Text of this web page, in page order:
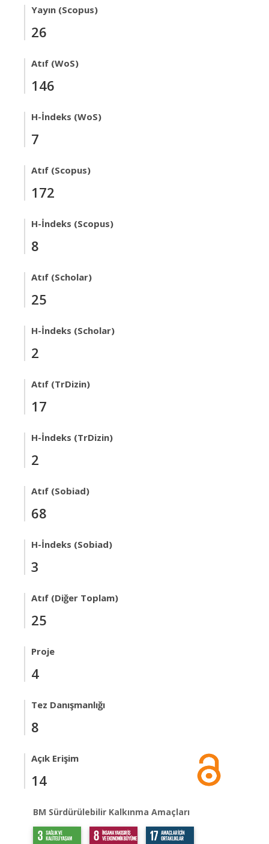
Yayın (Scopus)
26
Atıf (WoS)
146
H-İndeks (WoS)
7
Atıf (Scopus)
172
H-İndeks (Scopus)
8
Atıf (Scholar)
25
H-İndeks (Scholar)
2
Atıf (TrDizin)
17
H-İndeks (TrDizin)
2
Atıf (Sobiad)
68
H-İndeks (Sobiad)
3
Atıf (Diğer Toplam)
25
Proje
4
Tez Danışmanlığı
8
Açık Erişim
14
BM Sürdürülebilir Kalkınma Amaçları